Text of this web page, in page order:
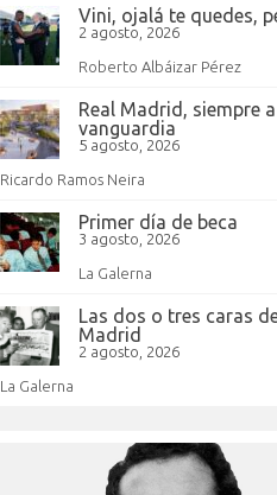
Vini, ojalá te quedes,
2 agosto, 2026
Roberto Albáizar Pérez
Real Madrid, siempre
vanguardia
5 agosto, 2026
Ricardo Ramos Neira
Primer día de beca
3 agosto, 2026
La Galerna
Las dos o tres caras
Madrid
2 agosto, 2026
La Galerna